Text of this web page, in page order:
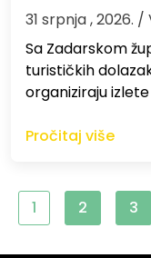
31 srpnja , 2026. /
Sa Zadarskom
turističkih
organiziraju izlete
Pročitaj više
1 2 3